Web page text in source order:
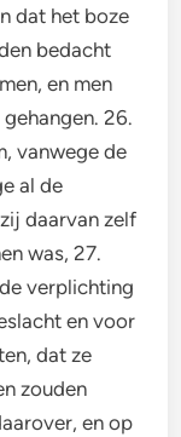
dat het boze
bedacht
en men
26.
vanwege de
al de
daarvan zelf
was, 27.
verplichting
en voor
dat ze
zouden
en op